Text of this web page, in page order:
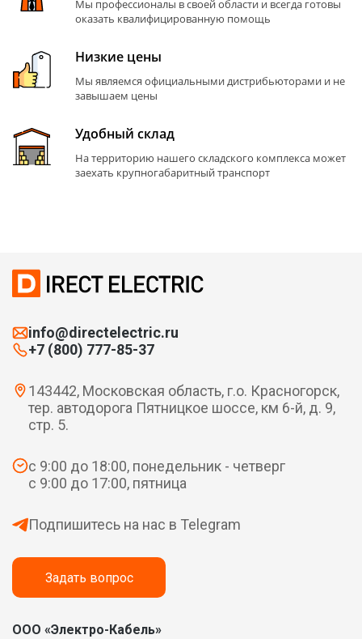
Мы профессионалы в своей области и всегда готовы
оказать квалифицированную помощь
Низкие цены
Мы являемся официальными дистрибьюторами и не
завышаем цены
Удобный склад
На территорию нашего складского комплекса может
заехать крупногабаритный транспорт
info@directelectric.ru
+7 (800) 777-85-37
143442, Московская область, г.о. Красногорск,
тер. автодорога Пятницкое шоссе, км 6-й, д. 9,
стр. 5.
с 9:00 до 18:00, понедельник - четверг
с 9:00 до 17:00, пятница
Подпишитесь на нас в Telegram
Задать вопрос
ООО «Электро-Кабель»